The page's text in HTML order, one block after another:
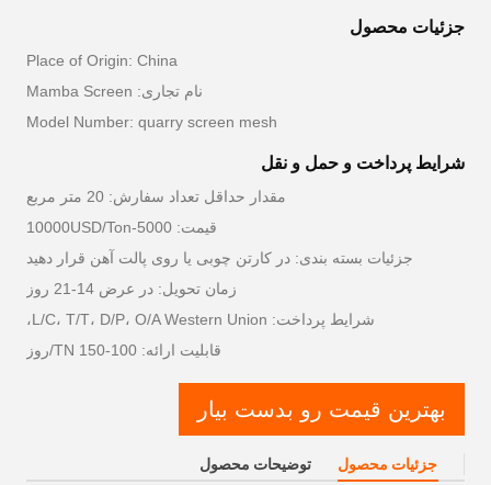
جزئیات محصول
Place of Origin: China
نام تجاری: Mamba Screen
Model Number: quarry screen mesh
شرایط پرداخت و حمل و نقل
مقدار حداقل تعداد سفارش: 20 متر مربع
قیمت: 5000-10000USD/Ton
جزئیات بسته بندی: در کارتن چوبی یا روی پالت آهن قرار دهید
زمان تحویل: در عرض 14-21 روز
شرایط پرداخت: L/C، T/T، D/P، O/A Western Union،
قابلیت ارائه: 100-150 TN/روز
بهترین قیمت رو بدست بیار
جزئیات محصول توضیحات محصول